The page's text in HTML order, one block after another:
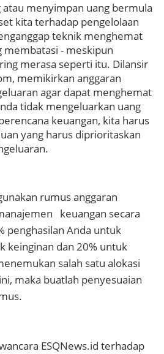
atau menyimpan uang bermula
kita terhadap pengelolaan
teknik menghemat
membatasi - meskipun
merasa seperti itu. Dilansir
, memikirkan anggaran
agar dapat menghemat
tidak mengeluarkan uang
keuangan, kita harus
yang harus diprioritaskan
rumus anggaran
keuangan secara
penghasilan Anda untuk
keinginan dan 20% untuk
salah satu alokasi
maka buatlah penyesuaian
ESQNews.id terhadap